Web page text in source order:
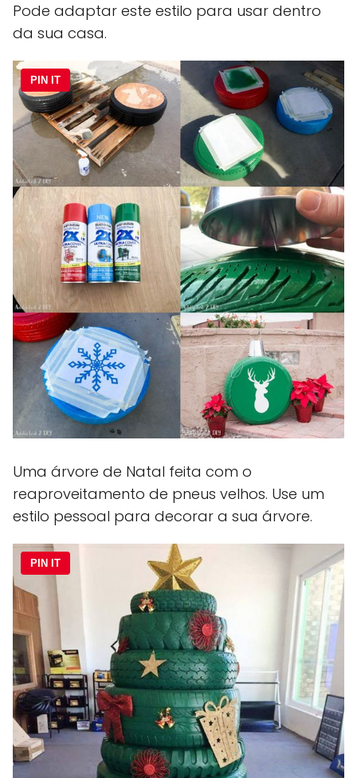
Pode adaptar este estilo para usar dentro
da sua casa.
PIN IT
Uma árvore de Natal feita com o
reaproveitamento de pneus velhos. Use um
estilo pessoal para decorar a sua árvore.
PIN IT